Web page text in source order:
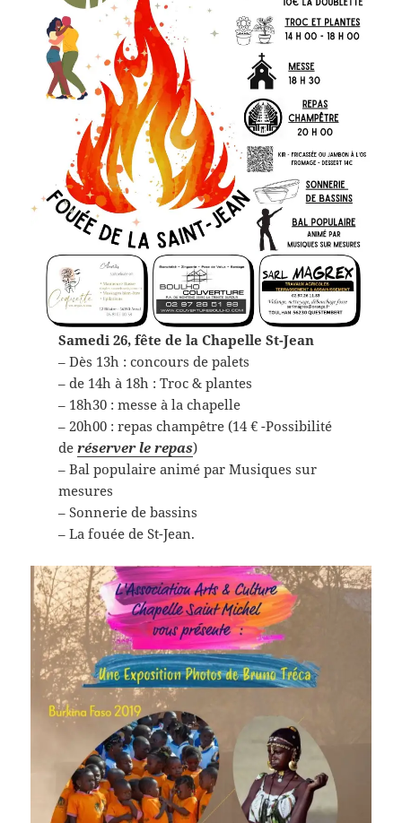
Samedi 26, fête de la Chapelle St-Jean
– Dès 13h : concours de palets
– de 14h à 18h : Troc & plantes
– 18h30 : messe à la chapelle
– 20h00 : repas champêtre (14 € -Possibilité
de réserver le repas)
– Bal populaire animé par Musiques sur
mesures
– Sonnerie de bassins
– La fouée de St-Jean.